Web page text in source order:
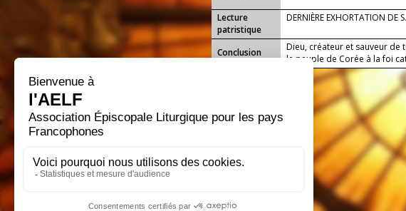
Lecture
patristique
DERNIÈRE EXHORTATION DE
Conclusion
Dieu, créateur et sauveur de
le peuple de Corée à la foi